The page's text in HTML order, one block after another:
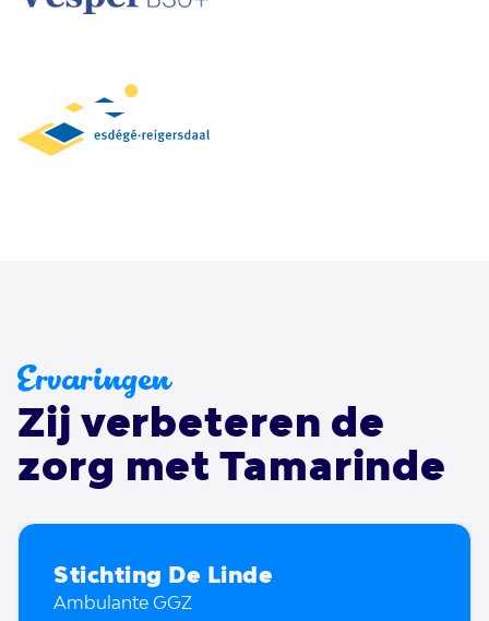
Ervaringen
Zij verbeteren de
zorg met Tamarinde
Stichting De Linde
Ambulante GGZ